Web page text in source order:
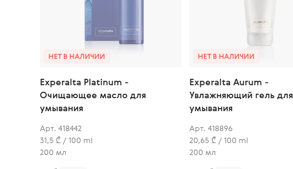
НЕТ В НАЛИЧИИ
Experalta Platinum -
Очищающее масло для
умывания
Арт. 418442
31,5 ₾ / 100 ml
200 мл
НЕТ В НАЛИЧИИ
Experalta Aurum -
Увлажняющий гель для
умывания
Арт. 418896
20,65 ₾ / 100 ml
200 мл